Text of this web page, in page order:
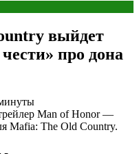
выйдет
про дона
Man of Honor —
Mafia: The Old Country.